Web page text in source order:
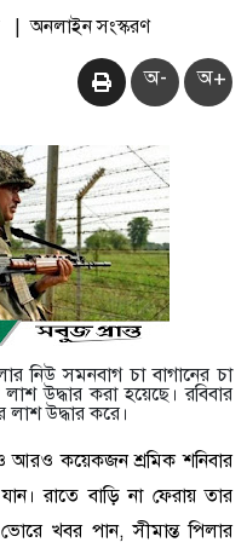
অনলাইন সংস্করণ
অ- অ+
নিউ সমনবাগ চা বাগানের চা
উদ্ধার করা হয়েছে। রবিবার
লাশ উদ্ধার করে।
ও আরও কয়েকজন শ্রমিক শনিবার
রাতে বাড়ি না ফেরায় তার
খবর পান, সীমান্ত পিলার